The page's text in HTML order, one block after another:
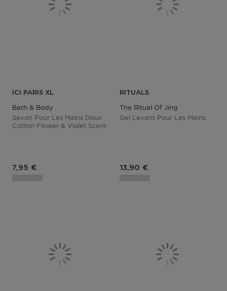
ICI PARIS XL
Bath & Body
Savon Pour Les Mains Doux
Cotton Flower & Violet Scent
Prix du produit
7,95 €
RITUALS
The Ritual Of Jing
Gel Lavant Pour Les Mains
13,90 €